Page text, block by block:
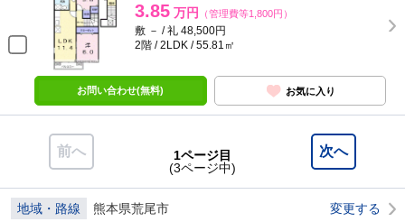
3.85 万円 （管理費等1,800円）
敷 － / 礼 48,500円
2階 / 2LDK / 55.81㎡
お問い合わせ(無料) お気に入り
前へ 次へ
1ページ目
(3ページ中)
地域・路線 熊本県荒尾市 変更する